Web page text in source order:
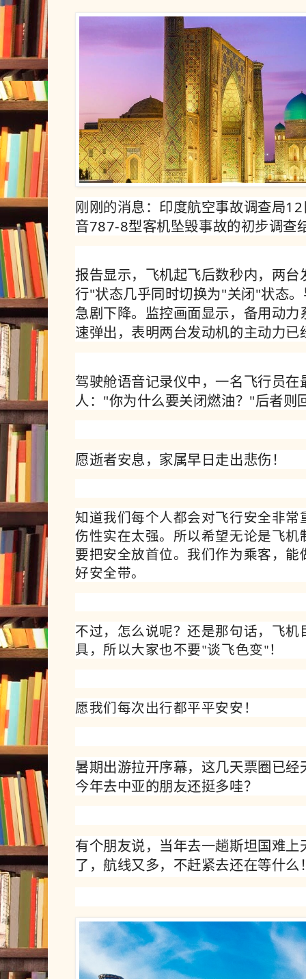
刚刚的消息：印度航空事故调查局
音787-8型客机坠毁事故的初步调查
报告显示，飞机起飞后数秒内，两
行"状态几乎同时切换为"关闭"状态
急剧下降。监控画面显示，备用动
速弹出，表明两台发动机的主动力已
驾驶舱语音记录仪中，一名飞行员
人："你为什么要关闭燃油？"后者则
愿逝者安息，家属早日走出悲伤！
知道我们每个人都会对飞行安全非
伤性实在太强。所以希望无论是飞
要把安全放首位。我们作为乘客，
好安全带。
不过，怎么说呢？还是那句话，飞
具，所以大家也不要"谈飞色变"！
愿我们每次出行都平平安安！
暑期出游拉开序幕，这几天票圈已经
今年去中亚的朋友还挺多哇？
有个朋友说，当年去一趟斯坦国难上
了，航线又多，不赶紧去还在等什么